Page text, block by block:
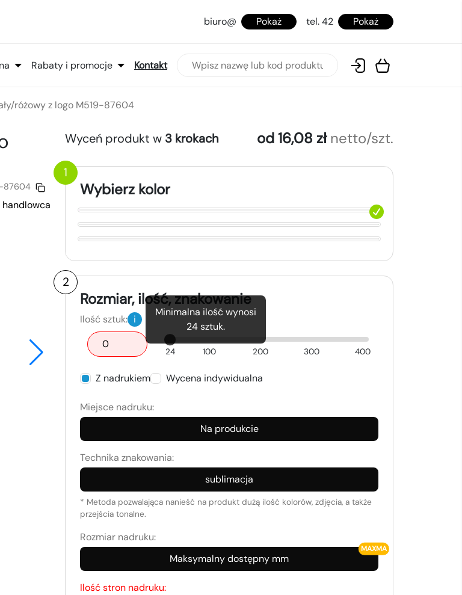
biuro@ Pokaż tel. 42 Pokaż
Rabaty i promocje Kontakt
różowy z logo M519-87604
87604
Wyceń produkt w 3 krokach od 16,08 zł netto/szt.
1
Wybierz kolor
2
Rozmiar, ilość, znakowanie
Ilość sztuk: i
Minimalna ilość wynosi
24sztuk.
24 100 200 300 400
Z nadrukiem Wycena indywidualna
Miejsce nadruku:
Na produkcie
Technika znakowania:
sublimacja
* Metoda pozwalająca nanieść na produkt dużą ilość kolorów, zdjęcia, a także
przejścia tonalne.
Rozmiar nadruku:
Maksymalny dostępny mm
MAXMA
Ilość stron nadruku: